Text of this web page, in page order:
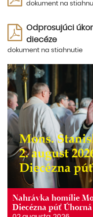
dokument na
Odprosujúci
diecéze
dokument na stiahnutie
Nahrávka homílie
Diecézna púť